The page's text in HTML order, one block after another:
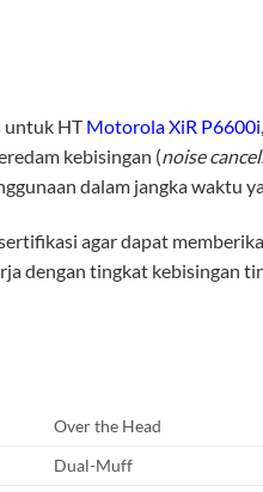
untuk HTMotorola XiR P6600i,
kebisingan (noise
dalam jangka waktu
agar dapat
dengan tingkat kebisingan
Over the Head
Dual-Muff